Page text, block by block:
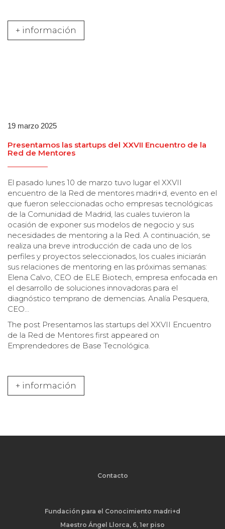
+ información
19 marzo 2025
Presentamos las startups del XXVII Encuentro de la
Red de Mentores
El pasado lunes 10 de marzo tuvo lugar el XXVII
encuentro de la Red de mentores madri+d, evento en el
que fueron seleccionadas ocho empresas tecnológicas
de la Comunidad de Madrid, las cuales tuvieron la
ocasión de exponer sus modelos de negocio y sus
necesidades de mentoring a la Red. A continuación, se
realiza una breve introducción de cada uno de los
perfiles y proyectos seleccionados, los cuales iniciarán
sus relaciones de mentoring en las próximas semanas:
Elena Calvo, CEO de ELE Biotech, empresa enfocada en
el desarrollo de soluciones innovadoras para el
diagnóstico temprano de demencias. Analía Pesquera,
CEO…
The post Presentamos las startups del XXVII Encuentro
de la Red de Mentores first appeared on
Emprendedores de Base Tecnológica.
+ información
Contacto
Fundación para el Conocimiento madri+d
Maestro Ángel Llorca, 6, 1er piso